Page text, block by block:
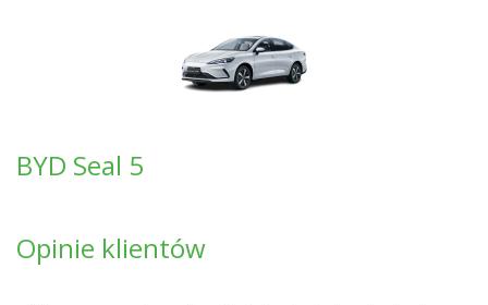
BYD Seal 5
Opinie klientów